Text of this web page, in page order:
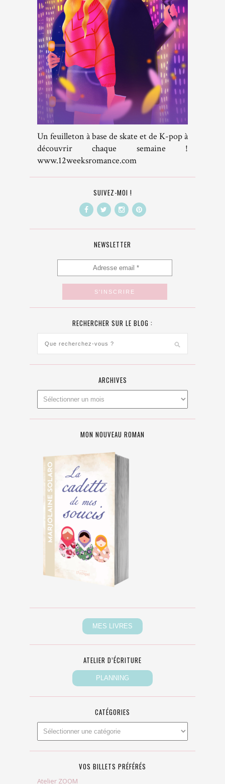
Un feuilleton à base de skate et de K-pop à
découvrir chaque semaine !
www.12weeksromance.com
SUIVEZ-MOI !
NEWSLETTER
RECHERCHER SUR LE BLOG :
ARCHIVES
MON NOUVEAU ROMAN
ATELIER D’ÉCRITURE
CATÉGORIES
VOS BILLETS PRÉFÉRÉS
Atelier ZOOM